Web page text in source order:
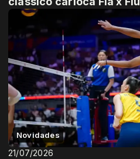
Novidades
21/07/2026